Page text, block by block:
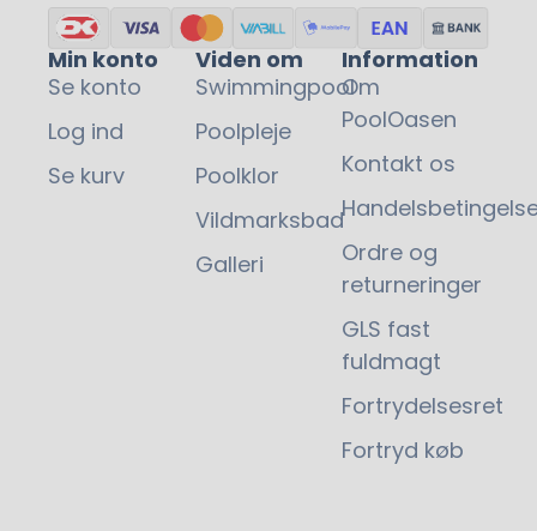
Min konto
Se konto
Log ind
Se kurv
Viden om
Swimmingpool
Poolpleje
Poolklor
Vildmarksbad
Galleri
Information
Om
PoolOasen
Kontakt os
Ordre og
returneringer
GLS fast
fuldmagt
Fortrydelsesret
Fortryd køb